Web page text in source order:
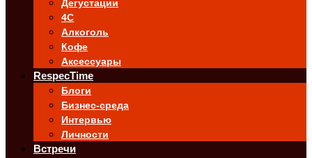
Дегустации
4C
Алкоголь
Кофе
Аксессуары
RespecTime
Блоги
Бизнес-среда
Интервью
Личности
Встречи